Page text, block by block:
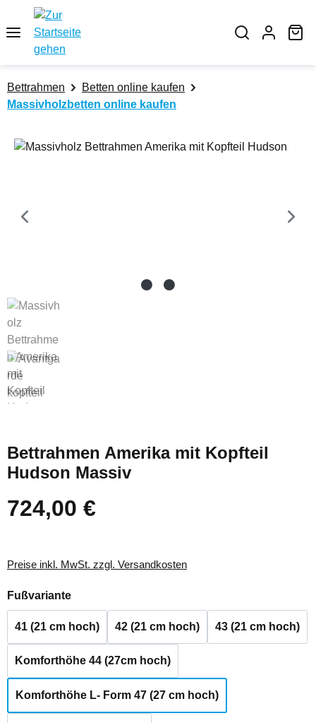
Zum Hauptinhalt springen
Bettrahmen
Betten online kaufen
Massivholzbetten online kaufen
Bildergalerie überspringen
Bettrahmen Amerika mit Kopfteil
Hudson Massiv
Regulärer Preis:
724,00 €
Preise inkl. MwSt. zzgl. Versandkosten
Fußvarianteauswählen
41 (21 cm hoch) 42 (21 cm hoch) 43 (21 cm hoch)
Komforthöhe 44 (27cm hoch)
Komforthöhe L- Form 47 (27 cm hoch)